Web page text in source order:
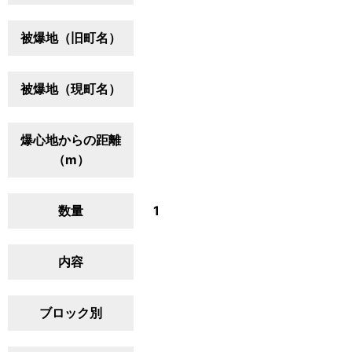
被爆地（旧町名）
被爆地（現町名）
爆心地からの距離
（m）
数量 1
内容
ブロック別